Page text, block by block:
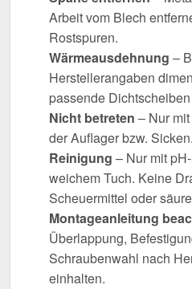
Arbeit vom Blech
Rostspuren.
Wärmeausdehnung –
Herstellerangaben
passende
Nicht betreten – Nur
der Auflager bzw. Sicken.
Reinigung – Nur mit
weichem Tuch. Keine
Scheuermittel oder
Montageanleitung
Überlappung,
Schraubenwahl nach
einhalten.